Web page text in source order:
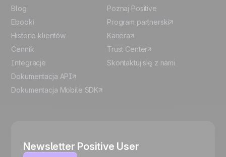
Blog
Ebooki
Historie klientów
Cennik
Integracje
Dokumentacja API
Dokumentacja Mobile SDK
Poznaj Positive
Program partnerski
Kariera
Trust Center
Skontaktuj się z nami
Newsletter Positive User